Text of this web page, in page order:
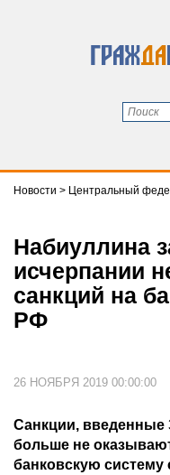
Новости > Центральный
Набиуллина
исчерпании
санкций на
РФ
26 НОЯБРЯ 2019 00:00:00
Санкции, введенные
больше не
банковскую